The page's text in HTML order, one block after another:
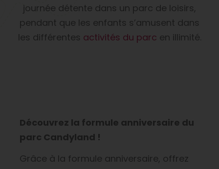
journée détente dans un parc de loisirs,
pendant que les enfants s’amusent dans
les différentes activités du parc en illimité.
Découvrez la formule anniversaire du
parc Candyland !
Grâce à la formule anniversaire, offrez